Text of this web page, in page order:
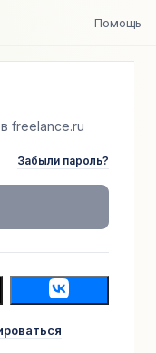
Помощь
freelance.ru
Забыли пароль?